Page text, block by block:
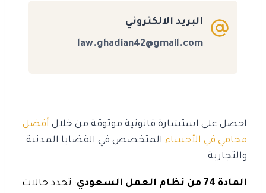
البريد الالكتروني
law.ghadian42@gmail.com
احصل على استشارة قانونية موثوقة من خلال أفضل
محامي في الأحساء المتخصص في القضايا المدنية
والتجارية.
المادة 74 من نظام العمل السعودي
: تحدد حالات